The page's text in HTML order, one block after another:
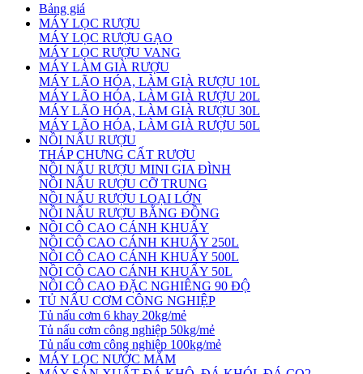
Bảng giá
MÁY LỌC RƯỢU
MÁY LỌC RƯỢU GẠO
MÁY LỌC RƯỢU VANG
MÁY LÀM GIÀ RƯỢU
MÁY LÃO HÓA, LÀM GIÀ RƯỢU 10L
MÁY LÃO HÓA, LÀM GIÀ RƯỢU 20L
MÁY LÃO HÓA, LÀM GIÀ RƯỢU 30L
MÁY LÃO HÓA, LÀM GIÀ RƯỢU 50L
NỒI NẤU RƯỢU
THÁP CHƯNG CẤT RƯỢU
NỒI NẤU RƯỢU MINI GIA ĐÌNH
NỒI NẤU RƯỢU CỠ TRUNG
NỒI NẤU RƯỢU LOẠI LỚN
NỒI NẤU RƯỢU BẰNG ĐỒNG
NỒI CÔ CAO CÁNH KHUẤY
NỒI CÔ CAO CÁNH KHUẤY 250L
NỒI CÔ CAO CÁNH KHUẤY 500L
NỒI CÔ CAO CÁNH KHUẤY 50L
NỒI CÔ CAO ĐẶC NGHIÊNG 90 ĐỘ
TỦ NẤU CƠM CÔNG NGHIỆP
Tủ nấu cơm 6 khay 20kg/mẻ
Tủ nấu cơm công nghiệp 50kg/mẻ
Tủ nấu cơm công nghiệp 100kg/mẻ
MÁY LỌC NƯỚC MẮM